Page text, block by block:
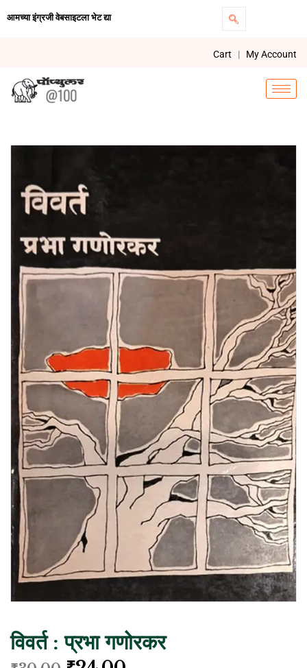
आमच्या इंग्रजी वेबसाइटला भेट द्या
Cart | My Account
विवर्त : प्रभा गणोरकर